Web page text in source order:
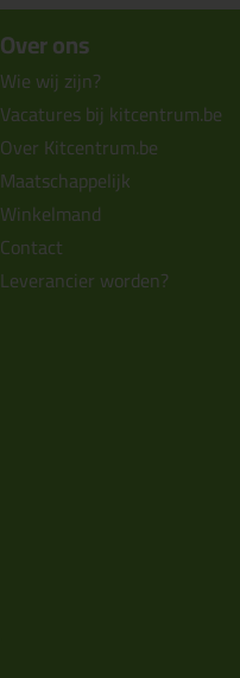
Over ons
Wie wij zijn?
Vacatures bij kitcentrum.be
Over Kitcentrum.be
Maatschappelijk
Winkelmand
Contact
Leverancier worden?